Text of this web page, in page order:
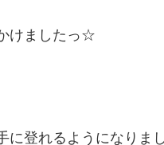
けましたっ☆
に登れるようになりま